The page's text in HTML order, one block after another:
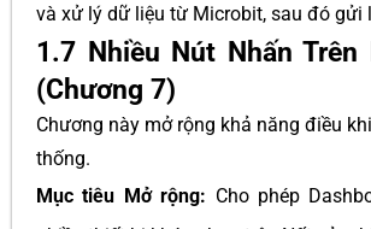
và xử lý dữ liệu từ Microbit, sau đó gửi
1.7 Nhiều Nút Nhấn Trên
(Chương 7)
Chương này mở rộng khả năng điều
thống.
Mục tiêu Mở rộng: Cho phép